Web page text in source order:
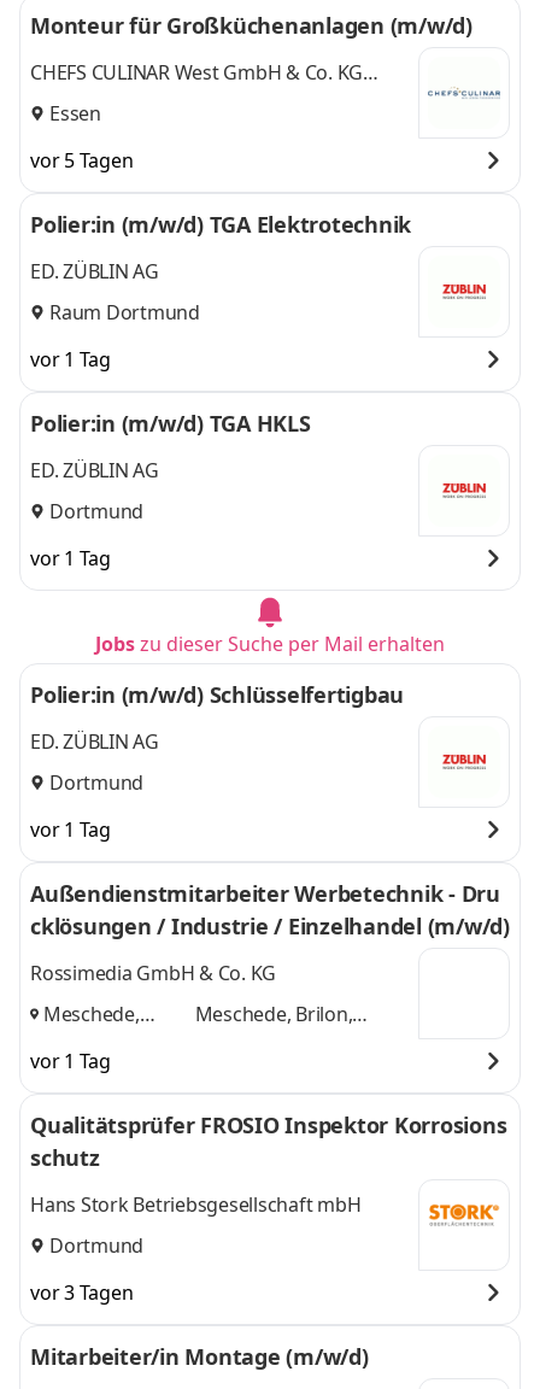
Monteur für Großküchenanlagen (m/w/d)
CHEFS CULINAR West GmbH & Co. KG
Großküchentechnik
Essen
vor 5 Tagen
Polier:in (m/w/d) TGA Elektrotechnik
ED. ZÜBLIN AG
Raum Dortmund
vor 1 Tag
Polier:in (m/w/d) TGA HKLS
ED. ZÜBLIN AG
Dortmund
vor 1 Tag
Jobszu dieser Suche per Mail erhalten
Polier:in (m/w/d) Schlüsselfertigbau
ED. ZÜBLIN AG
Dortmund
vor 1 Tag
Außendienstmitarbeiter Werbetechnik - Dru
cklösungen / Industrie / Einzelhandel (m/w/d)
Rossimedia GmbH & Co. KG
Meschede,
Dortmund
Meschede, Brilon,
vor 1 Tag
Qualitätsprüfer FROSIO Inspektor Korrosions
schutz
Hans Stork Betriebsgesellschaft mbH
Dortmund
vor 3 Tagen
Mitarbeiter/in Montage (m/w/d)